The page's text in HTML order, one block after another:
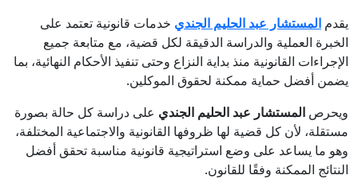
يقدم المستشار عبد الحليم الجندي خدمات قانونية تعتمد على
الخبرة العملية والدراسة الدقيقة لكل قضية، مع متابعة جميع
الإجراءات القانونية منذ بداية النزاع وحتى تنفيذ الأحكام النهائية، بما
يضمن أفضل حماية ممكنة لحقوق الموكلين.
ويحرص المستشار عبد الحليم الجندي على دراسة كل حالة بصورة
مستقلة، لأن كل قضية لها ظروفها القانونية والاجتماعية المختلفة،
وهو ما يساعد على وضع استراتيجية قانونية مناسبة تحقق أفضل
النتائج الممكنة وفقًا للقانون.